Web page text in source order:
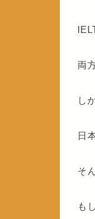
両
し
日
そ
も